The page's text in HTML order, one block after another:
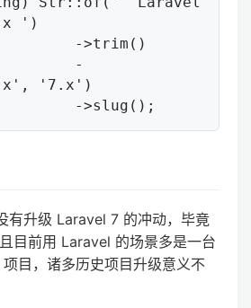
')
'7.x')
有升级 Laravel 7 的冲动，毕竟
目前用 Laravel 的场景多是一台
目，诸多历史项目升级意义不